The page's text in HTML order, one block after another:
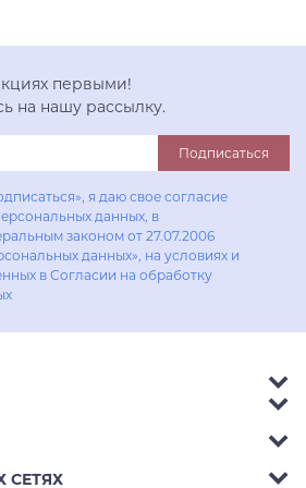
первыми!
на нашу рассылку.
Подписаться
я даю свое согласие
данных, в
законом от 27.07.2006
данных», на условиях и
в Согласии на обработку
42-39
СЕТЯХ